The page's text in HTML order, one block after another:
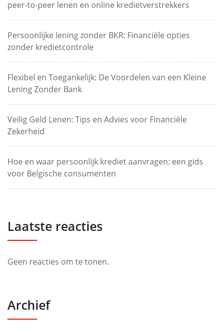
peer-to-peer lenen en online kredietverstrekkers
Persoonlijke lening zonder BKR: Financiële opties
zonder kredietcontrole
Flexibel en Toegankelijk: De Voordelen van een Kleine
Lening Zonder Bank
Veilig Geld Lenen: Tips en Advies voor Financiële
Zekerheid
Hoe en waar persoonlijk krediet aanvragen: een gids
voor Belgische consumenten
Laatste reacties
Geen reacties om te tonen.
Archief